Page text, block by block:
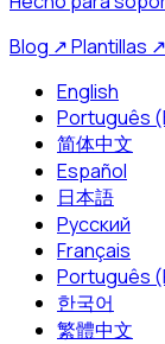
Blog ↗Plantillas ↗
English
Português
简体中文
Español
日本語
Русский
Français
Português
한국어
繁體中文